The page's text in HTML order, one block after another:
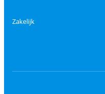
Zakelijk